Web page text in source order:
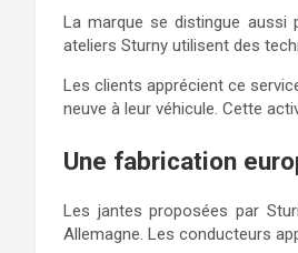
La marque se distingue aussi
ateliers Sturny utilisent des
Les clients apprécient ce
neuve à leur véhicule. Cette
Une fabrication
Les jantes proposées par
Allemagne. Les conducteurs